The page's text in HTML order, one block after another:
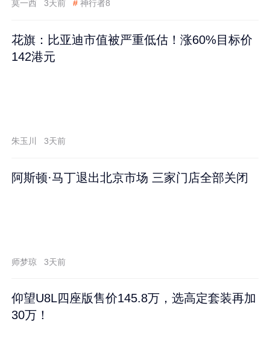
莫一西 3天前 # 神行者8
花旗：比亚迪市值被严重低估！涨60%目标价
142港元
朱玉川 3天前
阿斯顿·马丁退出北京市场 三家门店全部关闭
师梦琼 3天前
仰望U8L四座版售价145.8万，选高定套装再加
30万！